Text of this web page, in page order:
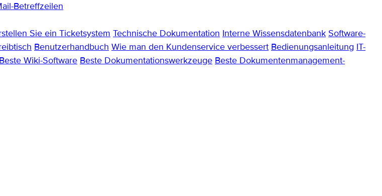
Betreffzeilen
Sie ein Ticketsystem Technische Dokumentation Interne Wissensdatenbank Software-
Benutzerhandbuch Wie man den Kundenservice verbessert Bedienungsanleitung IT-
Beste Wiki-Software Beste Dokumentationswerkzeuge Beste Dokumentenmanagement-